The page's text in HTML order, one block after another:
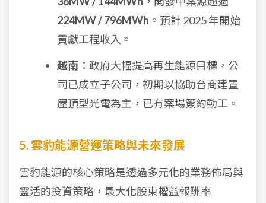
224MW / 796MWh 。預計 2025 年開始
貢獻工程收入。
越南 ：政府大幅提高再生能源目標，公
司已成立子公司，初期以協助台商建置
屋頂型光電為主，已有案場簽約動工。
5. 雲豹能源營運策略與未來發展
雲豹能源的核心策略是透過多元化的業務佈局與
靈活的投資策略，最大化股東權益報酬率